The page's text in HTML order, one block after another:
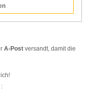
A-Post versandt, damit die